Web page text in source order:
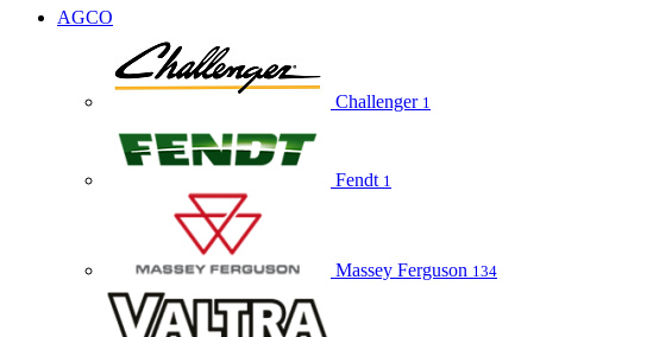
AGCO
Challenger 1
Fendt 1
Massey Ferguson 134